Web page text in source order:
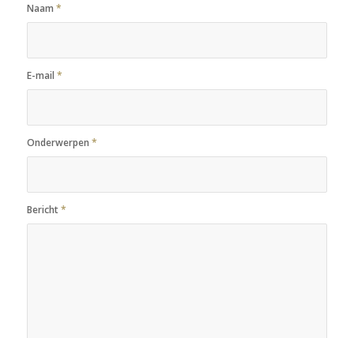
Naam *
E-mail *
Onderwerpen *
Bericht*